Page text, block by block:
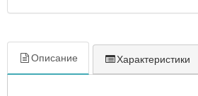
Описание Характеристики